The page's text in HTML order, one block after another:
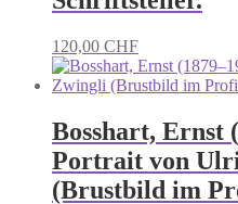
120,00 CHF
Bosshart, Ernst
Portrait von
(Brustbild im